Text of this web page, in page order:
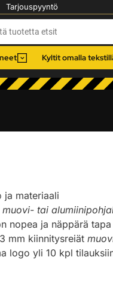
Tarjouspyyntö
Kyltit omalla
ja materiaali
muovi- tai
nopea ja näppärä
mm kiinnitysreiät
logo yli 10 kpl